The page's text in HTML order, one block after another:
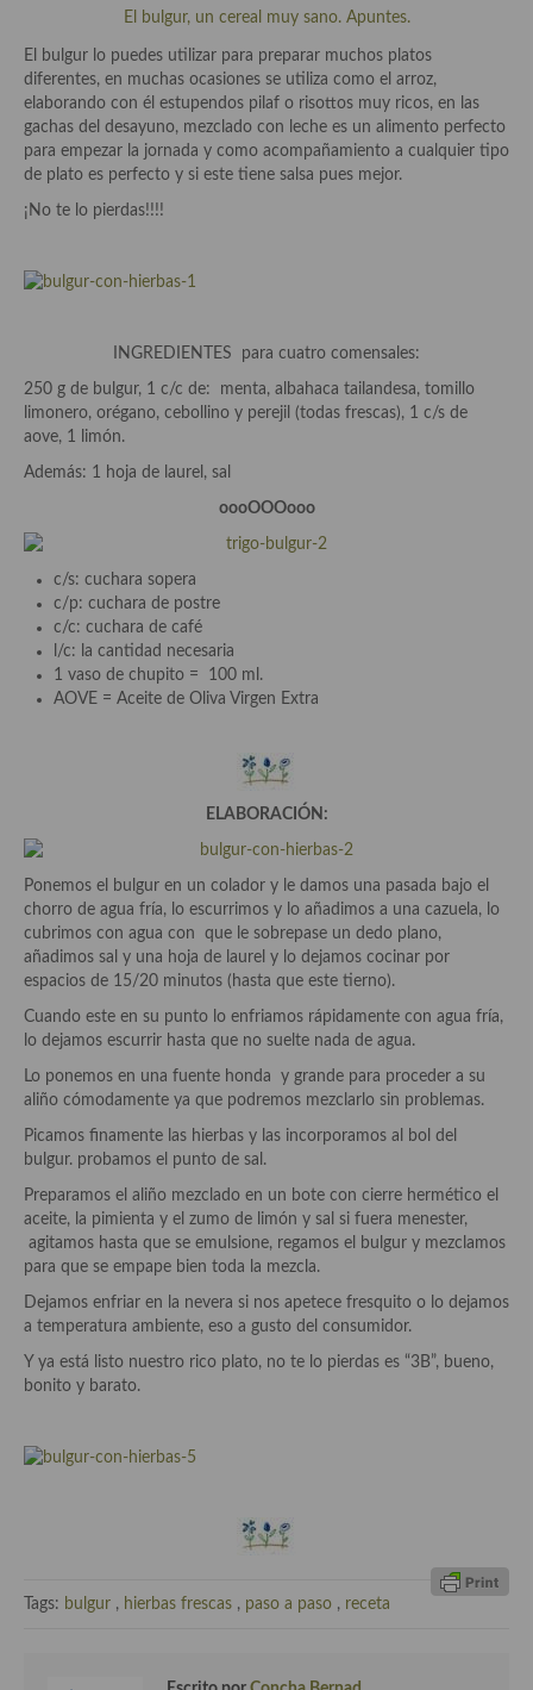
Acompañamientos
Airfryer recetas
Aderezos, salsas, vinagretas, especias, hierbas aromáticas o
aditivos
Especias, mezclas de especias
Aceites
Salsas y mojos
Adobos
Bocadillos, hamburguesas, sándwich, emparedados, tostas y
demás
Entrantes y primeros platos
Gazpachos, salmorejos, sopas y cremas frías
Pasta
Arroces Y fideuás
Legumbres y cereales
Huevos
Masas elaboradas con harina, pizzas, quiches y demás
Plato principal
Aves
Carne
Postres y dulces
Recetas maridadas con los mejores AOVES
El bulgur, un cereal muy sano. Apuntes.
El bulgur lo puedes utilizar para preparar muchos platos
diferentes, en muchas ocasiones se utiliza como el arroz,
elaborando con él estupendos pilaf o risottos muy ricos, en las
gachas del desayuno, mezclado con leche es un alimento perfecto
para empezar la jornada y como acompañamiento a cualquier tipo
de plato es perfecto y si este tiene salsa pues mejor.
¡No te lo pierdas!!!!
INGREDIENTES para cuatro comensales:
250 g de bulgur, 1 c/c de: menta, albahaca tailandesa, tomillo
limonero, orégano, cebollino y perejil (todas frescas), 1 c/s de
aove, 1 limón.
Además: 1 hoja de laurel, sal
oooOOOooo
c/s: cuchara sopera
c/p: cuchara de postre
c/c: cuchara de café
l/c: la cantidad necesaria
1 vaso de chupito = 100 ml.
AOVE = Aceite de Oliva Virgen Extra
ELABORACIÓN:
Ponemos el bulgur en un colador y le damos una pasada bajo el
chorro de agua fría, lo escurrimos y lo añadimos a una cazuela, lo
cubrimos con agua con que le sobrepase un dedo plano,
añadimos sal y una hoja de laurel y lo dejamos cocinar por
espacios de 15/20 minutos (hasta que este tierno).
Cuando este en su punto lo enfriamos rápidamente con agua fría,
lo dejamos escurrir hasta que no suelte nada de agua.
Lo ponemos en una fuente honda y grande para proceder a su
aliño cómodamente ya que podremos mezclarlo sin problemas.
Picamos finamente las hierbas y las incorporamos al bol del
bulgur. probamos el punto de sal.
Preparamos el aliño mezclado en un bote con cierre hermético el
aceite, la pimienta y el zumo de limón y sal si fuera menester,
agitamos hasta que se emulsione, regamos el bulgur y mezclamos
para que se empape bien toda la mezcla.
Dejamos enfriar en la nevera si nos apetece fresquito o lo dejamos
a temperatura ambiente, eso a gusto del consumidor.
Y ya está listo nuestro rico plato, no te lo pierdas es “3B”, bueno,
bonito y barato.
Tags: bulgur , hierbas frescas , paso a paso , receta